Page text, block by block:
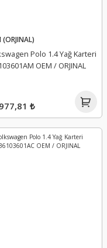
(ORJINAL)
Polo 1.4 Yağ Karteri
OEM / ORJINAL
₺